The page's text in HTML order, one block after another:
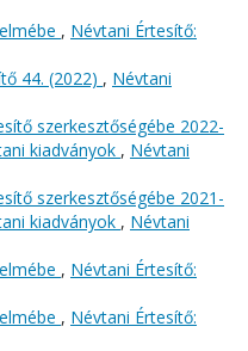
, Névtani Értesítő:
44. (2022) , Névtani
szerkesztőségébe 2022-
kiadványok , Névtani
szerkesztőségébe 2021-
kiadványok , Névtani
, Névtani Értesítő:
, Névtani Értesítő: